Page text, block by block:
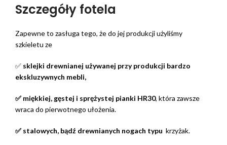
Szczegóły fotela
Zapewne to zasługa tego, że do jej produkcji użyliśmy
szkieletu ze
✅ sklejki drewnianej używanej przy produkcji bardzo
ekskluzywnych mebli,
✅ miękkiej, gęstej i sprężystej pianki HR30, która zawsze
wraca do pierwotnego ułożenia.
✅ stalowych, bądź drewnianych nogach typu krzyżak.